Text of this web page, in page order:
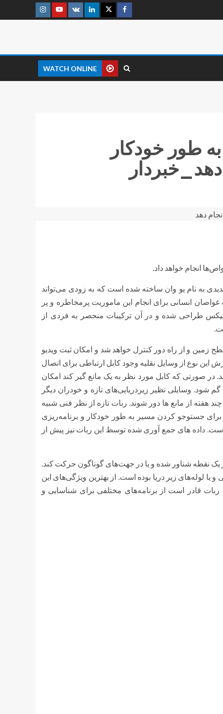
WATCH ONLINE
طور خودکار
انجام خواهد داد.
به نام یو وان ساخته شده است که به زودی می‌تواند
غواصان انسانی برای انجام این ماموریت پرمخاطره و پر
طراحی شده و در آن ترکیبات منحصر به فردی از
زمین و از راه دور کنترل خواهد شد و امکان ثبت ویدیو
نوع از وسایل نقلیه وجود کابل ارتباطی برای اتصال
که کابل مورد نظر به یک مانع گیر کند امکان
شود. وسایلی نظیر زیردریایی‌های تازه و خودران دیگر
هفته از مانع ها دور شوند. ربات تازه از نظر فنی شبیه
برای جستوجو کردن مسیر به طور خودکار و برنامه‌ریزی
داده های جمع آوری شده توسط این ربات نیز پیش از
تا در یک نقطه شناور شده و یا در جهت‌های گوناگون حرکت کند.
لوله‌های زیر دریا بوده است. از بهترین ویژگی‌های این
قادر است از برنامه‌های مختلفی برای شناسایی و